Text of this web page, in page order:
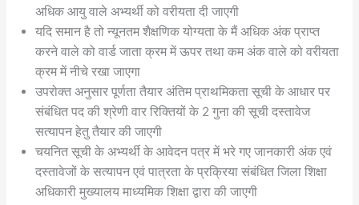
अधिक आयु वाले अभ्यर्थी को वरीयता दी जाएगी
यदि समान है तो न्यूनतम शैक्षणिक योग्यता के मैं अधिक अंक प्राप्त
करने वाले को वार्ड जाता क्रम में ऊपर तथा कम अंक वाले को वरीयता
क्रम में नीचे रखा जाएगा
उपरोक्त अनुसार पूर्णता तैयार अंतिम प्राथमिकता सूची के आधार पर
संबंधित पद की श्रेणी वार रिक्तियों के 2 गुना की सूची दस्तावेज
सत्यापन हेतु तैयार की जाएगी
चयनित सूची के अभ्यर्थी के आवेदन पत्र में भरे गए जानकारी अंक एवं
दस्तावेजों के सत्यापन एवं पात्रता के प्रक्रिया संबंधित जिला शिक्षा
अधिकारी मुख्यालय माध्यमिक शिक्षा द्वारा की जाएगी